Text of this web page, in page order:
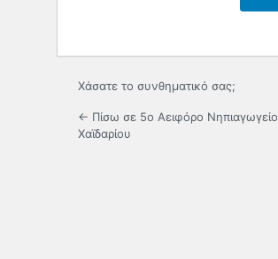
Χάσατε το συνθηματικό σας;
← Πίσω σε 5ο Αειφόρο Νηπιαγωγείο
Χαϊδαρίου